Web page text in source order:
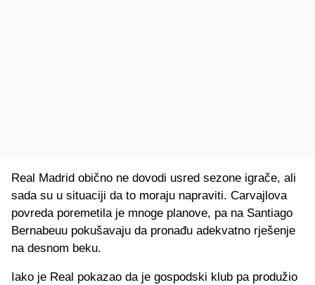
Real Madrid obično ne dovodi usred sezone igrače, ali
sada su u situaciji da to moraju napraviti. Carvajlova
povreda poremetila je mnoge planove, pa na Santiago
Bernabeuu pokušavaju da pronađu adekvatno rješenje
na desnom beku.
Iako je Real pokazao da je gospodski klub pa produžio